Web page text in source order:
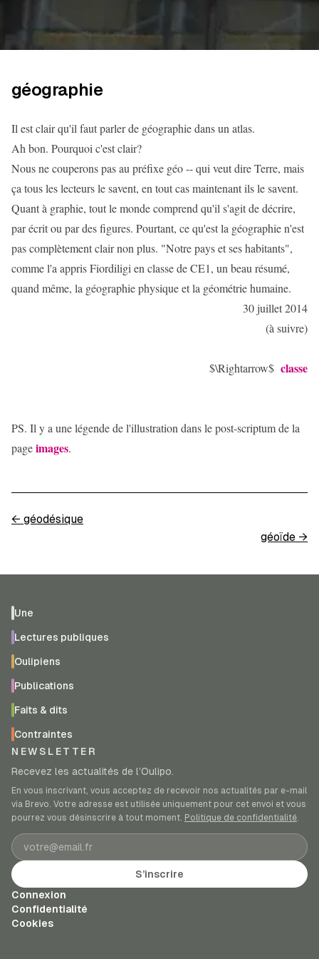
géographie
Il est clair qu'il faut parler de géographie dans un atlas.
Ah bon. Pourquoi c'est clair?
Nous ne couperons pas au préfixe géo -- qui veut dire Terre, mais
ça tous les lecteurs le savent, en tout cas maintenant ils le savent.
Quant à graphie, tout le monde comprend qu'il s'agit de décrire,
par écrit ou par des figures. Pourtant, ce qu'est la géographie n'est
pas complètement clair non plus. "Notre pays et ses habitants",
comme l'a appris Fiordiligi en classe de CE1, un beau résumé,
quand même, la géographie physique et la géométrie humaine.
30 juillet 2014
(à suivre)
$\Rightarrow$ classe
PS. Il y a une légende de l'illustration dans le post-scriptum de la
pageimages.
← géodésique
géoïde →
Une
Lectures publiques
Oulipiens
Publications
Faits & dits
Contraintes
NEWSLETTER
Recevez les actualités de l’Oulipo.
En vous inscrivant, vous acceptez de recevoir nos actualités par e-mail
via Brevo. Votre adresse est utilisée uniquement pour cet envoi et vous
pourrez vous désinscrire à tout moment. Politique de confidentialité.
Adresse e-mail
S’inscrire
Connexion
Confidentialité
Cookies